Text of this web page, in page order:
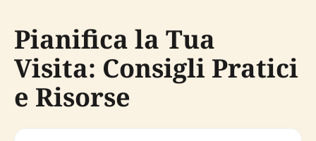
Pianifica la Tua
Visita: Consigli Pratici
e Risorse